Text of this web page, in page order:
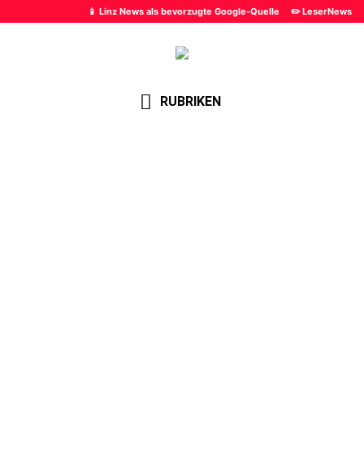
📱 Linz News als bevorzugte Google-Quelle ✏️ LeserNews
RUBRIKEN